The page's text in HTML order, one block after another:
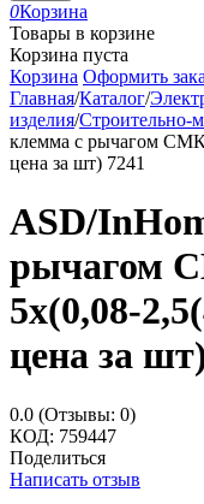
0Корзина
Товары в корзине
Корзина пуста
Корзина Оформить
Главная/Каталог/
изделия/Строительно-
клемма с рычагом
цена за шт) 7241
ASD/
рычагом
5х(0,08-
цена за
0.0 (Отзывы: 0)
КОД: 759447
Поделиться
Написать отзыв